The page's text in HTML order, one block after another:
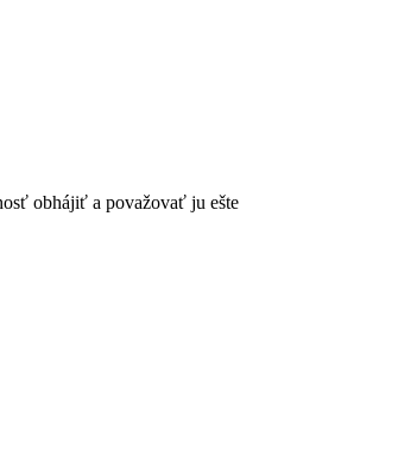
obhájiť a považovať ju ešte